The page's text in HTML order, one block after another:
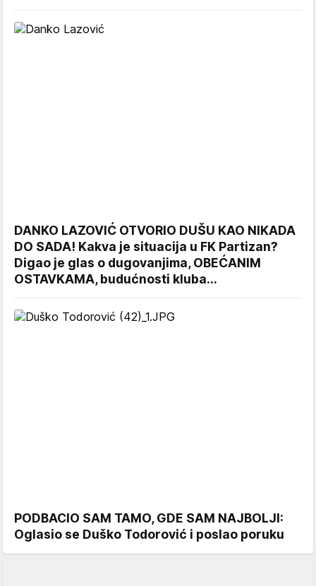
DANKO LAZOVIĆ OTVORIO DUŠU KAO NIKADA
DO SADA! Kakva je situacija u FK Partizan?
Digao je glas o dugovanjima, OBEĆANIM
OSTAVKAMA, budućnosti kluba...
PODBACIO SAM TAMO, GDE SAM NAJBOLJI:
Oglasio se Duško Todorović i poslao poruku